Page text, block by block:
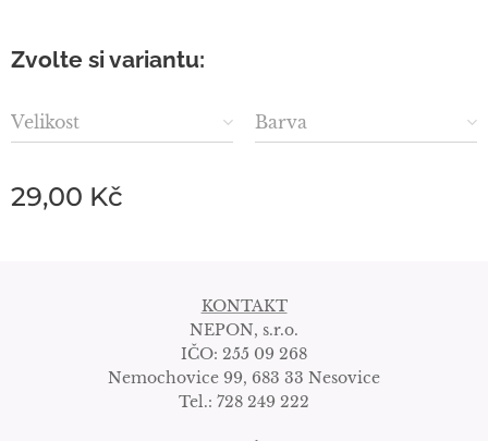
Zvolte si variantu:
Velikost Barva
29,00 Kč
KONTAKT
NEPON, s.r.o.
IČO: 255 09 268
Nemochovice 99, 683 33 Nesovice
Tel.: 728 249 222